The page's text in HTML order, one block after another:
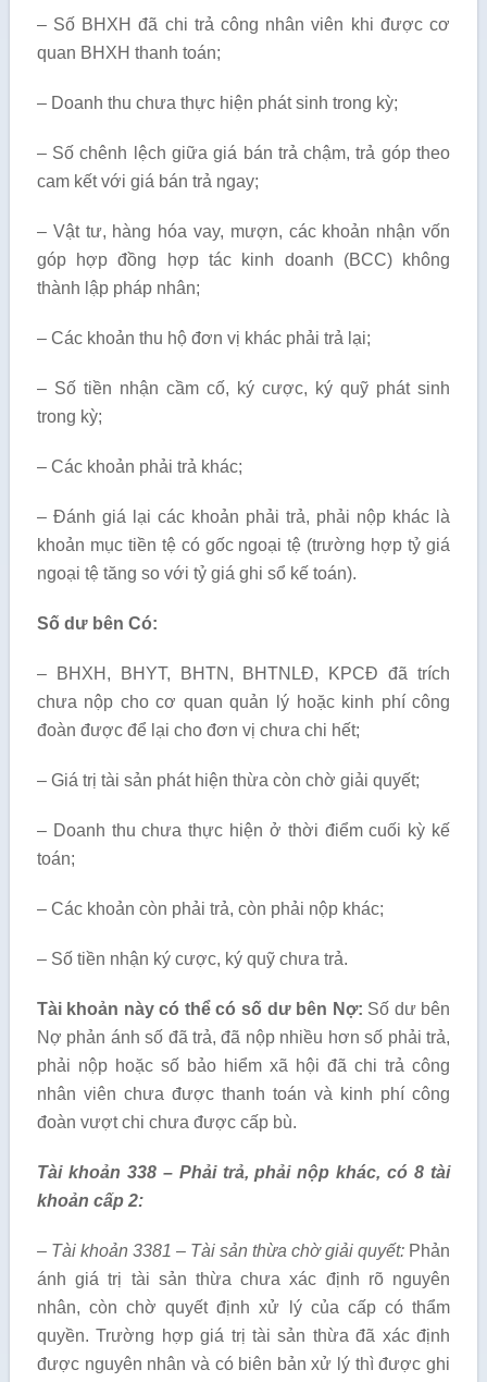
– Số BHXH đã chi trả công nhân viên khi được cơ
quan BHXH thanh toán;
– Doanh thu chưa thực hiện phát sinh trong kỳ;
– Số chênh lệch giữa giá bán trả chậm, trả góp theo
cam kết với giá bán trả ngay;
– Vật tư, hàng hóa vay, mượn, các khoản nhận vốn
góp hợp đồng hợp tác kinh doanh (BCC) không
thành lập pháp nhân;
– Các khoản thu hộ đơn vị khác phải trả lại;
– Số tiền nhận cầm cố, ký cược, ký quỹ phát sinh
trong kỳ;
– Các khoản phải trả khác;
– Đánh giá lại các khoản phải trả, phải nộp khác là
khoản mục tiền tệ có gốc ngoại tệ (trường hợp tỷ giá
ngoại tệ tăng so với tỷ giá ghi sổ kế toán).
Số dư bên Có:
– BHXH, BHYT, BHTN, BHTNLĐ, KPCĐ đã trích
chưa nộp cho cơ quan quản lý hoặc kinh phí công
đoàn được để lại cho đơn vị chưa chi hết;
– Giá trị tài sản phát hiện thừa còn chờ giải quyết;
– Doanh thu chưa thực hiện ở thời điểm cuối kỳ kế
toán;
– Các khoản còn phải trả, còn phải nộp khác;
– Số tiền nhận ký cược, ký quỹ chưa trả.
Tài khoản này có thể có số dư bên Nợ: Số dư bên
Nợ phản ánh số đã trả, đã nộp nhiều hơn số phải trả,
phải nộp hoặc số bảo hiểm xã hội đã chi trả công
nhân viên chưa được thanh toán và kinh phí công
đoàn vượt chi chưa được cấp bù.
Tài khoản 338 – Phải trả, phải nộp khác, có 8 tài
khoản cấp 2:
– Tài khoản 3381 – Tài sản thừa chờ giải quyết: Phản
ánh giá trị tài sản thừa chưa xác định rõ nguyên
nhân, còn chờ quyết định xử lý của cấp có thẩm
quyền. Trường hợp giá trị tài sản thừa đã xác định
được nguyên nhân và có biên bản xử lý thì được ghi